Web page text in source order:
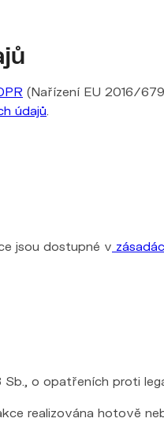
(Nařízení EU 2016/
údajů
jsou dostupné v
o opatřeních proti
realizována hotově